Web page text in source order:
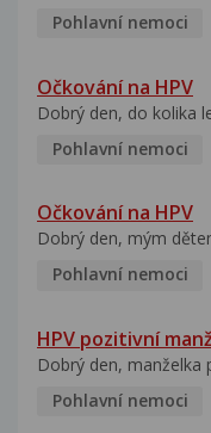
Pohlavní nemoci
Očkování na HPV
Dobrý den, do kolika
Pohlavní nemoci
Očkování na HPV
Dobrý den, mým
Pohlavní nemoci
HPV pozitivní
Dobrý den, manželka
Pohlavní nemoci